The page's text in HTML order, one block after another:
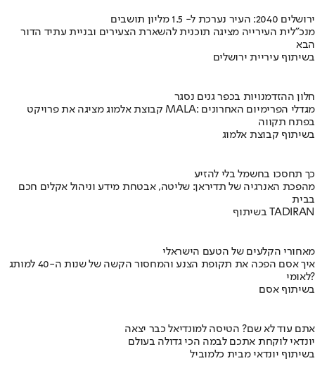
ירושלים 2040: העיר נערכת ל- 1.5 מליון תושבים
מנכ"לית העירייה מציגה תוכנית להשארת הצעירים ובניית עתיד הדור
הבא
בשיתוף עיריית ירושלים
חלון ההזדמנויות בכפר גנים נסגר
קבוצת אלמוג מציגה את פרויקט MALA: מגדלי הפרימיום האחרונים
בפתח תקווה
בשיתוף קבוצת אלמוג
כך תחסכו בחשמל בלי להזיע
מהפכת האנרגיה של תדיראן: שליטה, אבטחת מידע וניהול אקלים חכם
בבית
בשיתוף TADIRAN
מאחורי הקלעים של הטעם הישראלי
איך אסם הפכה את תקופת הצנע והמחסור הקשה של שנות ה-40 למותג
לאומי?
בשיתוף אסם
אתם עוד לא שם? הטיסה למונדיאל כבר יצאה
יונדאי לוקחת אתכם לבמה הכי גדולה בעולם
בשיתוף יונדאי מבית כלמוביל